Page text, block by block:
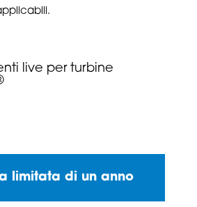
limitata di un anno